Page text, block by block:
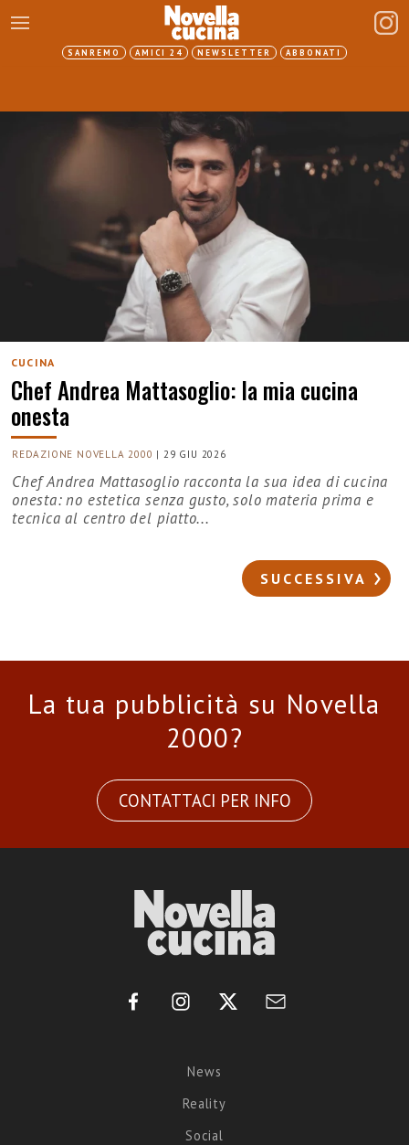
SANREMO AMICI 24 NEWSLETTER ABBONATI
CUCINA
Chef Andrea Mattasoglio: la mia cucina
onesta
REDAZIONE NOVELLA 2000 |29 GIU 2026
Chef Andrea Mattasoglio racconta la sua idea di cucina
onesta: no estetica senza gusto, solo materia prima e
tecnica al centro del piatto...
SUCCESSIVA
La tua pubblicità su Novella
2000?
CONTATTACI PER INFO
News
Reality
Social